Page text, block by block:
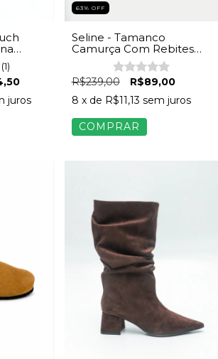
(1)
juros
63% OFF
Seline - Tamanco
Camurça Com Rebites
Dourado Feminino
Marrom
R$239,00
R$89,00
8 x de R$11,13 sem juros
COMPRAR